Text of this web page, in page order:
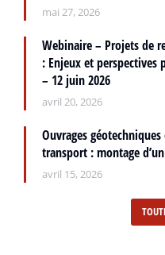
mai 27, 2026
Webinaire – Projets de
: Enjeux et perspectives
– 12 juin 2026
avril 20, 2026
Ouvrages
transport : montage
avril 15, 2026